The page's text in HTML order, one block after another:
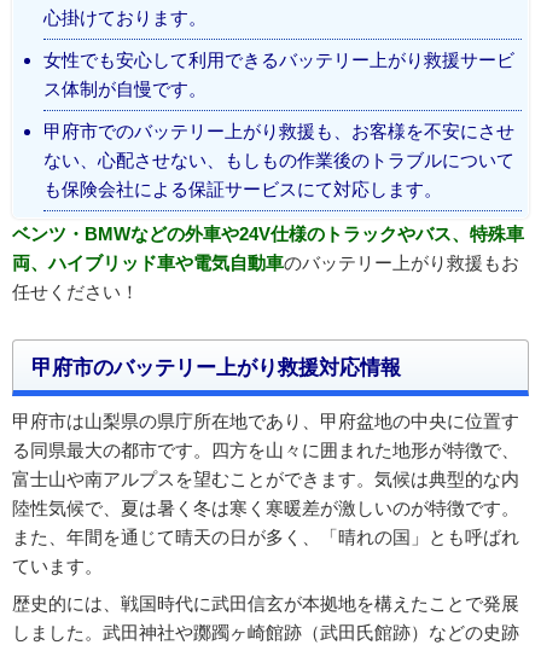
心掛けております。
女性でも安心して利用できるバッテリー上がり救援サービ
ス体制が自慢です。
甲府市でのバッテリー上がり救援も、お客様を不安にさせ
ない、心配させない、もしもの作業後のトラブルについて
も保険会社による保証サービスにて対応します。
ベンツ・BMWなどの外車や24V仕様のトラックやバス、特殊車
両、ハイブリッド車や電気自動車のバッテリー上がり救援もお
任せください！
甲府市のバッテリー上がり救援対応情報
甲府市は山梨県の県庁所在地であり、甲府盆地の中央に位置す
る同県最大の都市です。四方を山々に囲まれた地形が特徴で、
富士山や南アルプスを望むことができます。気候は典型的な内
陸性気候で、夏は暑く冬は寒く寒暖差が激しいのが特徴です。
また、年間を通じて晴天の日が多く、「晴れの国」とも呼ばれ
ています。
歴史的には、戦国時代に武田信玄が本拠地を構えたことで発展
しました。武田神社や躑躅ヶ崎館跡（武田氏館跡）などの史跡